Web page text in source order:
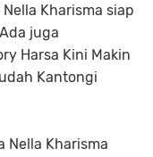
Kharisma siap
juga
Harsa Kini Makin
Kantongi
Nella Kharisma